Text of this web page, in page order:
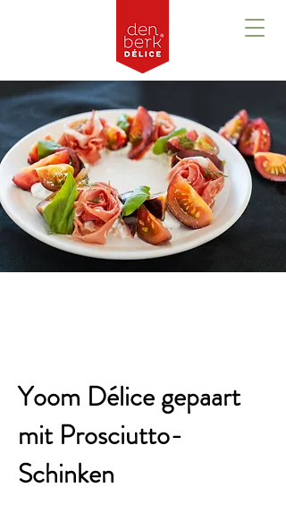
Yoom Délice gepaart
mit Prosciutto-
Schinken